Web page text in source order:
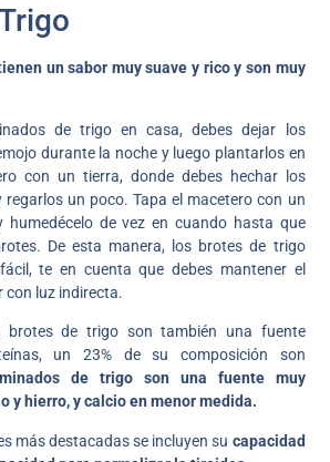
un sabor muy suave y rico y son muy
de trigo en casa, debes dejar los
durante la noche y luego plantarlos en
con un tierra, donde debes hechar los
un poco. Tapa el macetero con un
humedécelo de vez en cuando hasta que
De esta manera, los brotes de trigo
te en cuenta que debes mantener el
con luz indirecta.
brotes de trigo son también una fuente
un 23% de su composición son
de trigo son una fuente muy
y hierro, y calcio en menor medida.
más destacadas se incluyen su capacidad